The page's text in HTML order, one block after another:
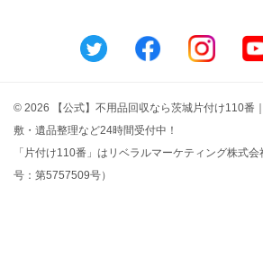
© 2026 【公式】不用品回収なら茨城片付け110番
敷・遺品整理など24時間受付中！
「片付け110番」はリベラルマーケティング株式
号：第5757509号）